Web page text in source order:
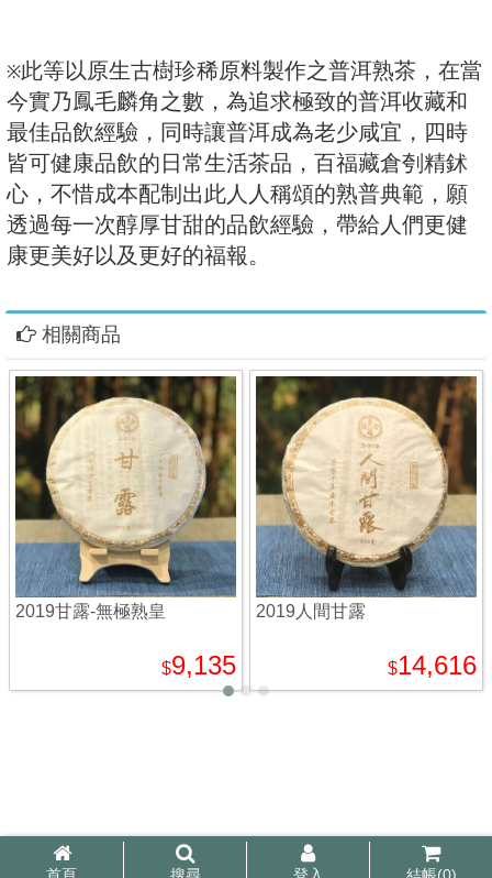
※此等以原生古樹珍稀原料製作之普洱熟茶，在當
今實乃鳳毛麟角之數，為追求極致的普洱收藏和
最佳品飲經驗，同時讓普洱成為老少咸宜，四時
皆可健康品飲的日常生活茶品，百福藏倉刳精鉥
心，不惜成本配制出此人人稱頌的熟普典範，願
透過每一次醇厚甘甜的品飲經驗，帶給人們更健
康更美好以及更好的福報。
相關商品
2019甘露-無極熟皇
$9,135
2019人間甘露
$14,616